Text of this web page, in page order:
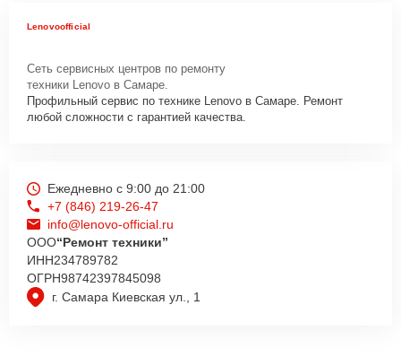
Lenovoofficial
Сеть сервисных центров по ремонту
техники Lenovo в Самаре.
Профильный сервис по технике Lenovo в Самаре. Ремонт
любой сложности с гарантией качества.
г. Самара Киевская ул., 1
Ежедневно с 9:00 до 21:00
+7 (846) 219-26-47
info@lenovo-official.ru
ООО“Ремонт техники”
ИНН234789782
ОГРН98742397845098